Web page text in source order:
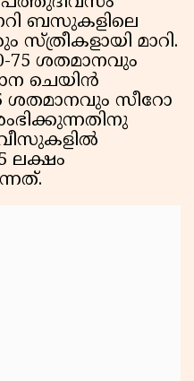
ബസുകളിലെ
സ്ത്രീകളായി മാറി.
75 ശതമാനവും
ചെയിൻ
ശതമാനവും സീറോ
ലക്ഷം